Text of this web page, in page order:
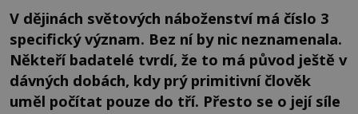
V dějinách světových náboženství má číslo 3
specifický význam. Bez ní by nic neznamenala.
Někteří badatelé tvrdí, že to má původ ještě v
dávných dobách, kdy prý primitivní člověk
uměl počítat pouze do tří. Přesto se o její síle